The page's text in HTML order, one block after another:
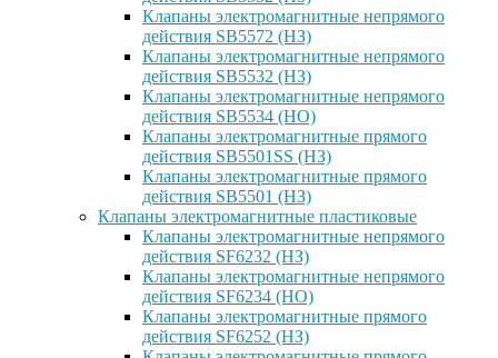
Клапаны электромагнитные непрямого
действия SB5572 (НЗ)
Клапаны электромагнитные непрямого
действия SB5532 (НЗ)
Клапаны электромагнитные непрямого
действия SB5534 (НО)
Клапаны электромагнитные прямого
действия SB5501SS (НЗ)
Клапаны электромагнитные прямого
действия SB5501 (НЗ)
Клапаны электромагнитные пластиковые
Клапаны электромагнитные непрямого
действия SF6232 (НЗ)
Клапаны электромагнитные непрямого
действия SF6234 (НО)
Клапаны электромагнитные прямого
действия SF6252 (НЗ)